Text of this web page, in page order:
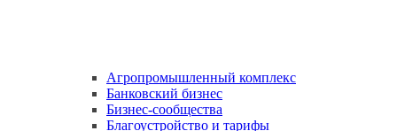
Агропромышленный комплекс
Банковский бизнес
Бизнес-сообщества
Благоустройство и тарифы